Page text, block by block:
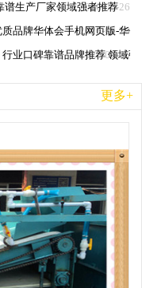
2026-06-26
谱生产厂家领域强者推荐
2026-06-26
品牌华体会手机网页版-华
2026-06-26
业口碑靠谱品牌推荐 领域
更多+